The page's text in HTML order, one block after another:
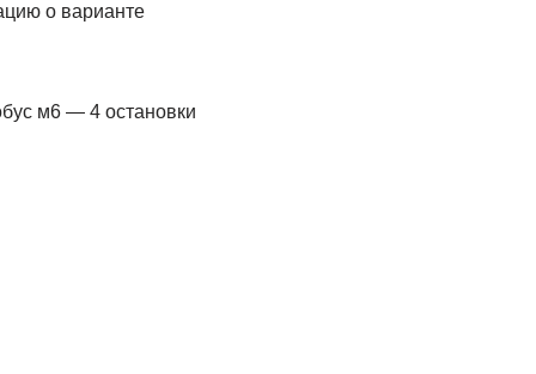
о варианте
м6 — 4 остановки